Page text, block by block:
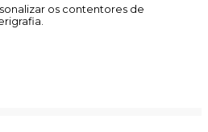
os contentores de